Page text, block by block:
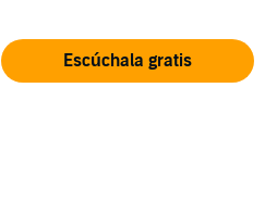
Escúchala gratis